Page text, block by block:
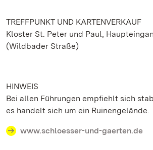
TREFFPUNKT UND KARTENVERKAUF
Kloster St. Peter und Paul,
(Wildbader Straße)
HINWEIS
Bei allen Führungen empfiehlt sich
es handelt sich um ein Ruinengelände.
www.schloesser-und-gaerten.de